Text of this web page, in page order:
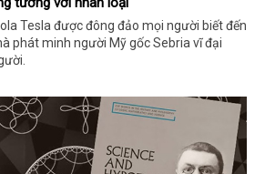
Tesla được đông đảo mọi người biết đến
phát minh người Mỹ gốc Sebria vĩ đại